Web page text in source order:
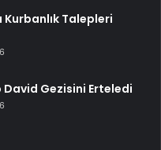
Kurbanlık Talepleri
Gezisini Erteledi